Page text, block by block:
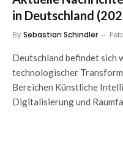
in Deutschland
BySebastian Schindler
Deutschland befindet sich
technologischer
Bereichen Künstliche
Digitalisierung und